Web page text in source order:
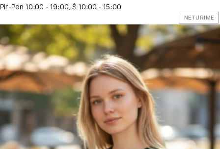
Pir-Pen 10:00 - 19:00, Š 10:00 - 15:00
NETURIME